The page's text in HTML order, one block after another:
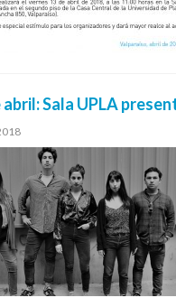
abril: Sala UPLA